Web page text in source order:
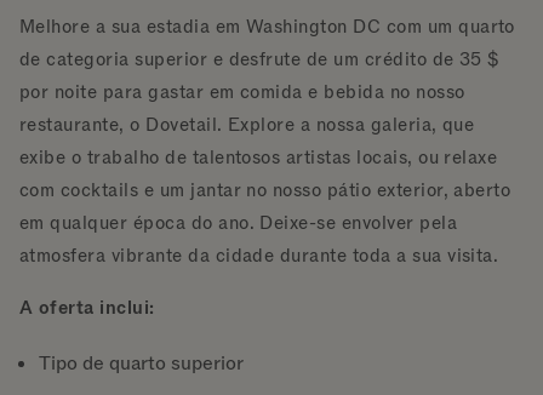
Melhore a sua estadia em Washington DC com um quarto
de categoria superior e desfrute de um crédito de 35 $
por noite para gastar em comida e bebida no nosso
restaurante, o Dovetail. Explore a nossa galeria, que
exibe o trabalho de talentosos artistas locais, ou relaxe
com cocktails e um jantar no nosso pátio exterior, aberto
em qualquer época do ano. Deixe-se envolver pela
atmosfera vibrante da cidade durante toda a sua visita.
A oferta inclui:
Tipo de quarto superior